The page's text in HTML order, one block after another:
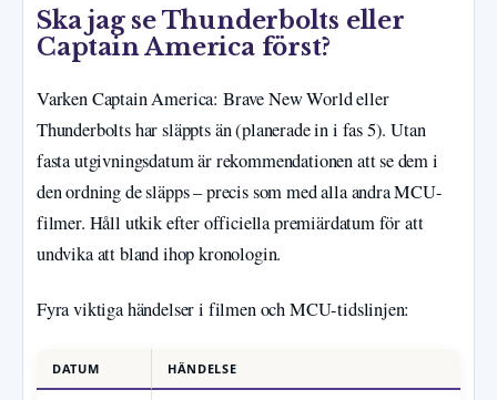
Ska jag se Thunderbolts eller
Captain America först?
Varken Captain America: Brave New World eller
Thunderbolts har släppts än (planerade in i fas 5). Utan
fasta utgivningsdatum är rekommendationen att se dem i
den ordning de släpps – precis som med alla andra MCU-
filmer. Håll utkik efter officiella premiärdatum för att
undvika att bland ihop kronologin.
Fyra viktiga händelser i filmen och MCU-tidslinjen:
DATUM HÄNDELSE